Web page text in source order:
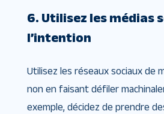
6. Utilisez les médias
l’intention
Utilisez les réseaux sociaux de
non en faisant défiler
exemple, décidez de prendre